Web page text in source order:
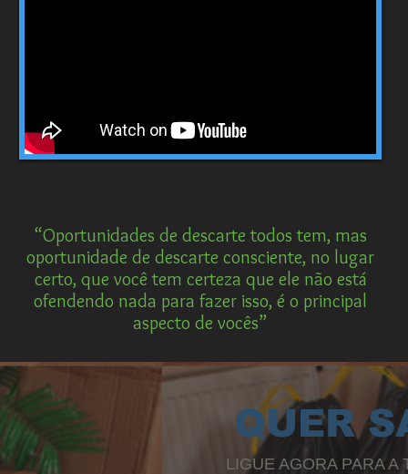
“Oportunidades de descarte todos tem, mas
oportunidade de descarte consciente, no lugar
certo, que você tem certeza que ele não está
ofendendo nada para fazer isso, é o principal
aspecto de vocês”
QUER
LIGUE AGORA PARA